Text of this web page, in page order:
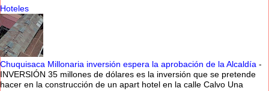
Hoteles
Chuquisaca Millonaria inversión espera la aprobación de la Alcaldía -
INVERSIÓN 35 millones de dólares es la inversión que se pretende
hacer en la construcción de un apart hotel en la calle Calvo Una